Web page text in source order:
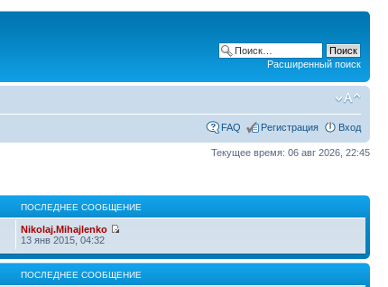
Расширенный поиск
FAQ Регистрация Вход
Текущее время: 06 авг 2026, 22:45
ПОСЛЕДНЕЕ СООБЩЕНИЕ
Nikolaj.Mihajlenko
13 янв 2015, 04:32
ПОСЛЕДНЕЕ СООБЩЕНИЕ